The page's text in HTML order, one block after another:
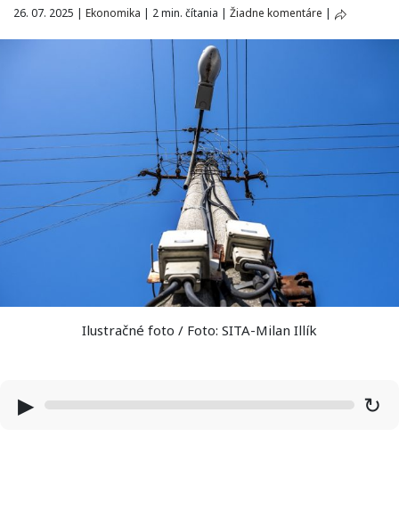
26. 07. 2025 | Ekonomika | 2 min. čítania | Žiadne komentáre |
Ilustračné foto / Foto: SITA-Milan Illík
▶ ↻